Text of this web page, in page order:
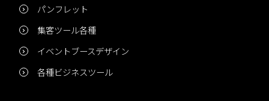
パンフレット
集客ツール各種
イベントブースデザイン
各種ビジネスツール